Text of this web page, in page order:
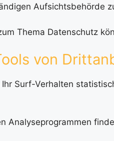
Aufsichtsbehörde
Thema Datenschutz
von
Surf-Verhalten
Analyseprogrammen